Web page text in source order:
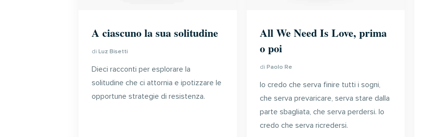
A ciascuno la sua solitudine
di Luz Bisetti
Dieci racconti per esplorare la
solitudine che ci attornia e ipotizzare le
opportune strategie di resistenza.
All We Need Is Love, prima
o poi
di Paolo Re
Io credo che serva finire tutti i sogni,
che serva prevaricare, serva stare dalla
parte sbagliata, che serva perdersi. Io
credo che serva ricredersi.